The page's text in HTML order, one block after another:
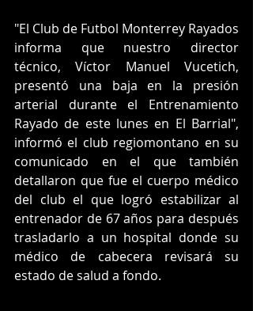
"El Club de Futbol Monterrey Rayados
informa que nuestro director
técnico, Víctor Manuel Vucetich,
presentó una baja en la presión
arterial durante el Entrenamiento
Rayado de este lunes en El Barrial",
informó el club regiomontano en su
comunicado en el que también
detallaron que fue el cuerpo médico
del club el que logró estabilizar al
entrenador de 67 años para después
trasladarlo a un hospital donde su
médico de cabecera revisará su
estado de salud a fondo.